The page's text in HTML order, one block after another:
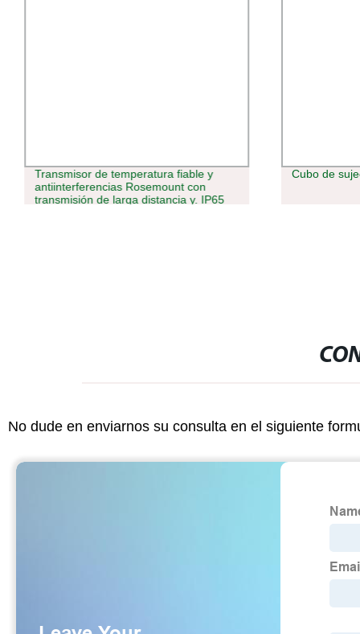
Transmisor de temperatura fiable y
antiinterferencias Rosemount con
transmisión de larga distancia y. IP65
Cubo de
No dude en enviarnos su consulta en el siguiente